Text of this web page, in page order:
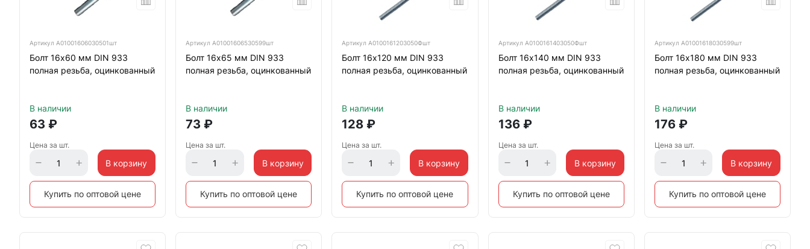
Артикул А01001606030501шт
Болт 16х60 мм DIN 933
полная резьба, оцинкованный
В наличии
63 ₽
Цена за шт.
В корзину
Купить по оптовой цене
Артикул А01001606530599шт
Болт 16х65 мм DIN 933
полная резьба, оцинкованный
В наличии
73 ₽
Цена за шт.
В корзину
Купить по оптовой цене
Артикул А0100161203050Фшт
Болт 16х120 мм DIN 933
полная резьба, оцинкованный
В наличии
128 ₽
Цена за шт.
В корзину
Купить по оптовой цене
Артикул А0100161403050Фшт
Болт 16х140 мм DIN 933
полная резьба, оцинкованный
В наличии
136₽
Цена за шт.
В корзину
Купить по оптовой цене
Артикул А01001618030599шт
Болт 16х180 мм DIN 933
полная резьба, оцинкованный
В наличии
176₽
Цена за шт.
В корзину
Купить по оптовой цене